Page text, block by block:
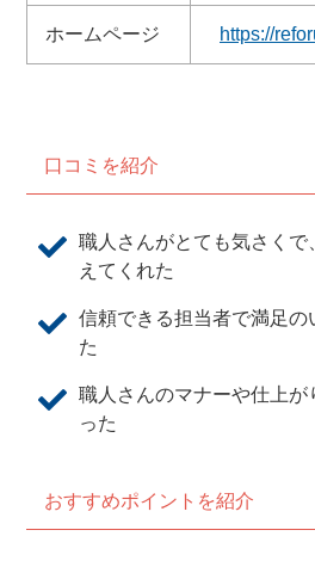
ホームページ https://
口コミを紹介
職人さんがとても気さくで
えてくれた
信頼できる担当者で満足の
た
職人さんのマナーや仕上
った
おすすめポイントを紹介